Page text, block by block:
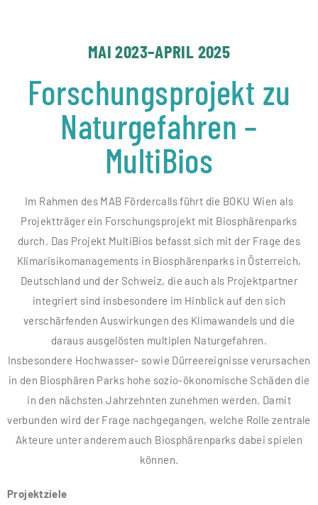
MAI 2023–APRIL 2025
Forschungsprojekt zu
Naturgefahren –
MultiBios
Im Rahmen des MAB Fördercalls führt die BOKU Wien als
Projektträger ein Forschungsprojekt mit Biosphärenparks
durch. Das Projekt MultiBios befasst sich mit der Frage des
Klimarisikomanagements in Biosphärenparks in Österreich,
Deutschland und der Schweiz, die auch als Projektpartner
integriert sind insbesondere im Hinblick auf den sich
verschärfenden Auswirkungen des Klimawandels und die
daraus ausgelösten multiplen Naturgefahren.
Insbesondere Hochwasser- sowie Dürreereignisse verursachen
in den Biosphären Parks hohe sozio-ökonomische Schäden die
in den nächsten Jahrzehnten zunehmen werden. Damit
verbunden wird der Frage nachgegangen, welche Rolle zentrale
Akteure unter anderem auch Biosphärenparks dabei spielen
können.
Projektziele